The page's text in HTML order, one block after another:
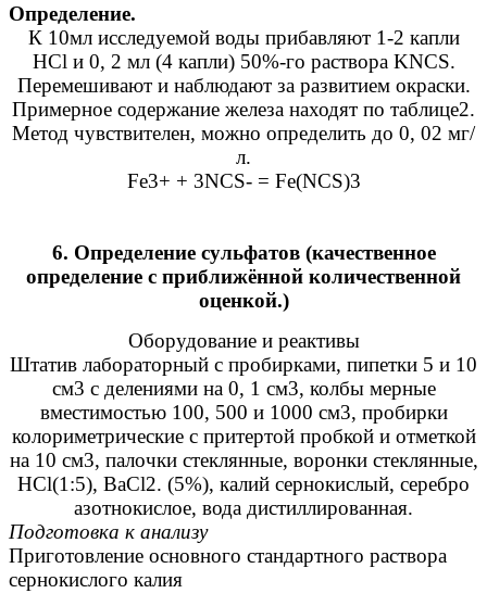
Определение.
К 10мл исследуемой воды прибавляют 1-2 капли
HCl и 0, 2 мл (4 капли) 50%-го раствора KNCS.
Перемешивают и наблюдают за развитием окраски.
Примерное содержание железа находят по таблице2.
Метод чувствителен, можно определить до 0, 02 мг/
л.
Fe3+ + 3NCS- = Fe(NCS)3
6. Определение сульфатов (качественное
определение с приближённой количественной
оценкой.)
Оборудование и реактивы
Штатив лабораторный с пробирками, пипетки 5 и 10
см3 с делениями на 0, 1 см3, колбы мерные
вместимостью 100, 500 и 1000 см3, пробирки
колориметрические с притертой пробкой и отметкой
на 10 см3, палочки стеклянные, воронки стеклянные,
HCl(1:5), BaCl2. (5%), калий сернокислый, серебро
азотнокислое, вода дистиллированная.
Подготовка к анализу
Приготовление основного стандартного раствора
сернокислого калия